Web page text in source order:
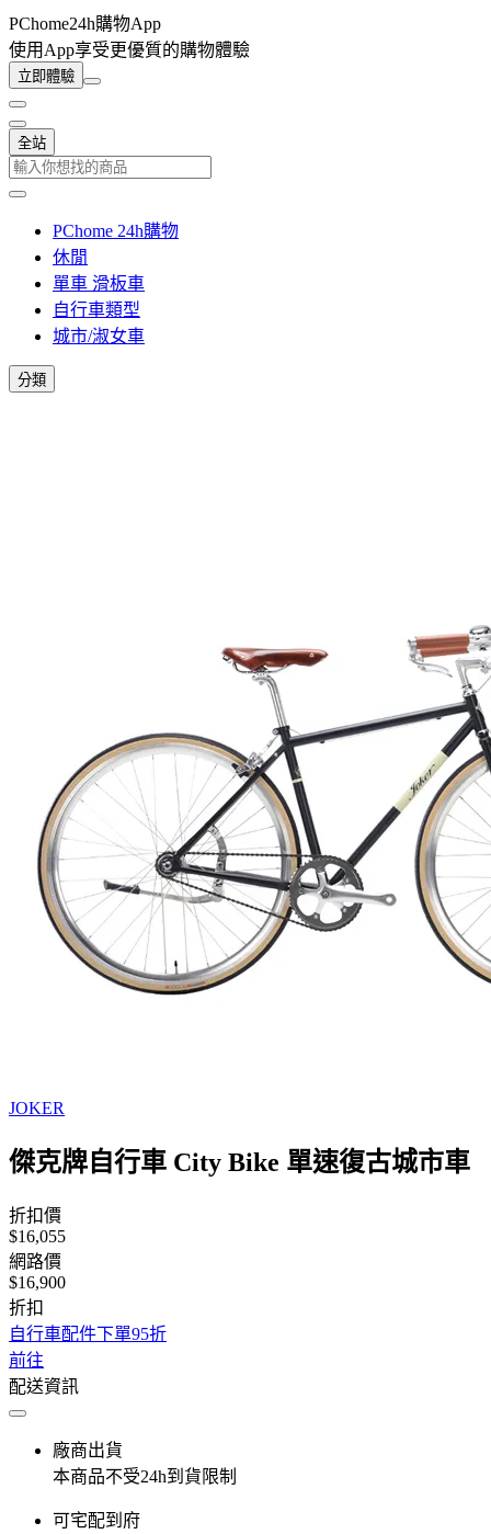
PChome24h購物App
使用App享受更優質的購物體驗
立即體驗
全站
PChome 24h購物
休閒
單車 滑板車
自行車類型
城市/淑女車
分類
JOKER
傑克牌自行車 City Bike 單速復古城市車
折扣價
$16,055
網路價
$16,900
折扣
自行車配件下單95折
前往
配送資訊
廠商出貨
本商品不受24h到貨限制
可宅配到府